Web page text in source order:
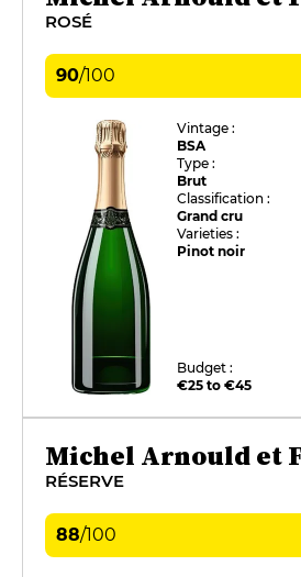
ROSÉ
90/100
Vintage :
BSA
Type :
Brut
Classification :
Grand cru
Varieties :
Pinot noir
Budget :
€25 to €45
Michel Arnould et
RÉSERVE
88/100